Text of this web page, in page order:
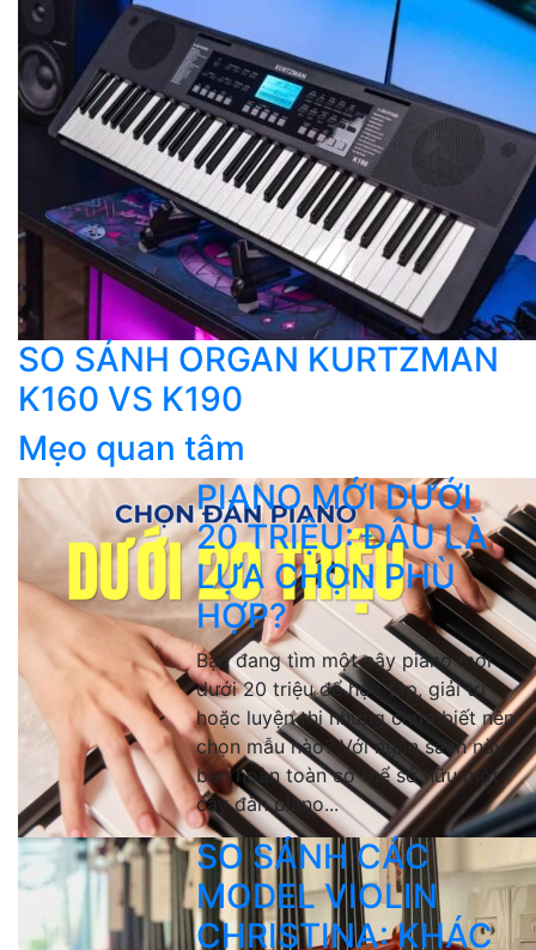
SO SÁNH ORGAN KURTZMAN
K160 VS K190
Mẹo quan tâm
PIANO MỚI DƯỚI
20 TRIỆU: ĐÂU LÀ
LỰA CHỌN PHÙ
HỢP?
Bạn đang tìm một cây piano mới
dưới 20 triệu để học tập, giải trí
hoặc luyện thi nhưng chưa biết nên
chọn mẫu nào? Với ngân sách này,
bạn hoàn toàn có thể sở hữu một
cây đàn piano...
SO SÁNH CÁC
MODEL VIOLIN
CHRISTINA: KHÁC